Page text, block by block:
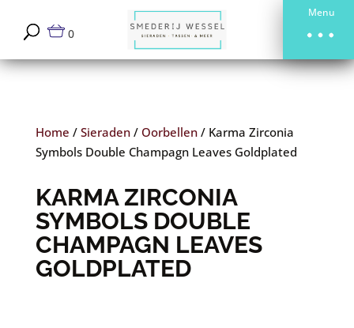
Menu
0
Home / Sieraden/ Oorbellen/ Karma Zirconia
Symbols Double Champagn Leaves Goldplated
KARMA ZIRCONIA
SYMBOLS DOUBLE
CHAMPAGN LEAVES
GOLDPLATED